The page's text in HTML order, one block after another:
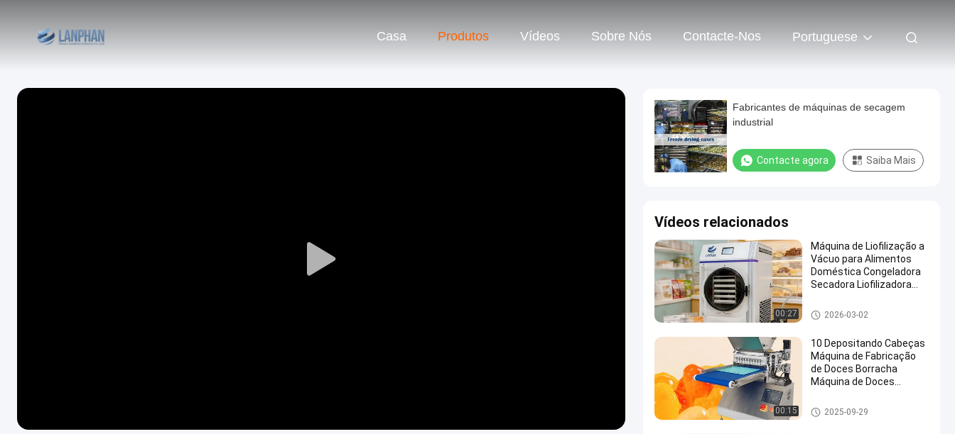
Casa Produtos Vídeos Sobre Nós Contacte-Nos Portuguese
Play
Fabricantes de máquinas de secagem
industrial
Contacte agora Saiba Mais
Vídeos relacionados
00:27
Máquina de Liofilização a
Vácuo para Alimentos
Doméstica Congeladora
Secadora Liofilizadora
Secador de gelo do vácuo
2026-03-02
00:15
10 Depositando Cabeças
Máquina de Fabricação
de Doces Borracha
Máquina de Doces
Secador de gelo do vácuo
2025-09-29